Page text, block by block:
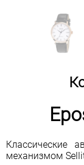
Классические
механизмом